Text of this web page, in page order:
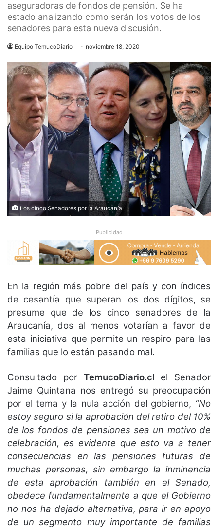
aseguradoras de fondos de pensión. Se ha
estado analizando como serán los votos de los
senadores para esta nueva discusión.
Equipo TemucoDiario noviembre 18, 2020
Los cinco Senadores por la Araucanía
Publicidad
En la región más pobre del país y con índices
de cesantía que superan los dos dígitos, se
presume que de los cinco senadores de la
Araucanía, dos al menos votarían a favor de
esta iniciativa que permite un respiro para las
familias que lo están pasando mal.
Consultado por TemucoDiario.cl el Senador
Jaime Quintana nos entregó su preocupación
por el tema y la nula acción del gobierno, “No
estoy seguro si la aprobación del retiro del 10%
de los fondos de pensiones sea un motivo de
celebración, es evidente que esto va a tener
consecuencias en las pensiones futuras de
muchas personas, sin embargo la inminencia
de esta aprobación también en el Senado,
obedece fundamentalmente a que el Gobierno
no nos ha dejado alternativa, para ir en apoyo
de un segmento muy importante de familias